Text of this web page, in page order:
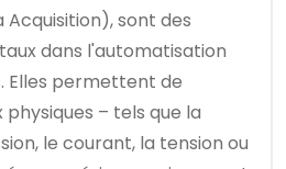
Acquisition), sont des
dans l'automatisation
Elles permettent de
– tels que la
le courant, la tension ou